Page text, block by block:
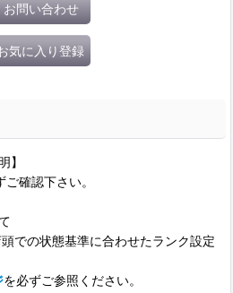
お問い合わせ
気に入り登録
】
確認下さい。
での状態基準に合わせたランク設定
を必ずご参照ください。